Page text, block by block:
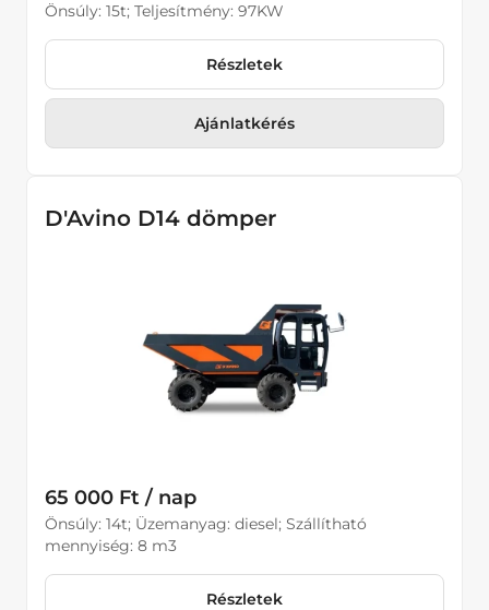
Önsúly: 15t; Teljesítmény: 97KW
Részletek
Ajánlatkérés
D'Avino D14 dömper
65 000 Ft / nap
Önsúly: 14t; Üzemanyag: diesel; Szállítható
mennyiség: 8 m3
Részletek